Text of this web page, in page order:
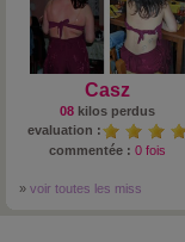
Casz
08 kilos perdus
evaluation :
commentée : 0 fois
» voir toutes les miss